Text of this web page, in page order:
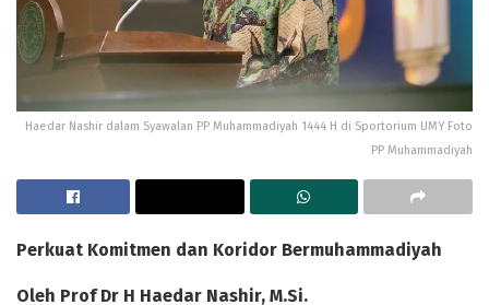
Haedar Nashir dalam Syawalan PP Muhammadiyah 1444 H di Sportorium UMY Foto
PP Muhammadiyah
Perkuat Komitmen dan Koridor Bermuhammadiyah
Oleh Prof Dr H Haedar Nashir, M.Si.